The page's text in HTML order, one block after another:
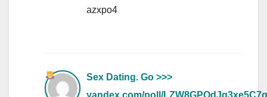
azxpo4
Sex Dating. Go >>>
yandex.com/poll/